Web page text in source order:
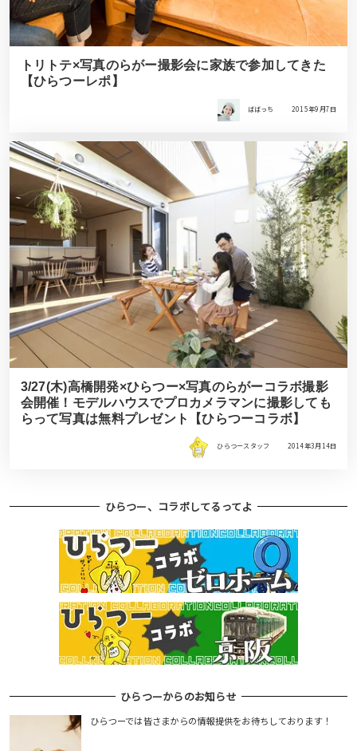
トリトテ×写真のらがー撮影会に家族で参加してきた
【ひらつーレポ】
ばばっち 2015年9月7日
3/27(木)高橋開発×ひらつー×写真のらがーコラボ撮影
会開催！モデルハウスでプロカメラマンに撮影しても
らって写真は無料プレゼント【ひらつーコラボ】
ひらつースタッフ 2014年3月14日
ひらつー、コラボしてるってよ
ひらつーからのお知らせ
ひらつーでは皆さまからの情報提供をお待ちしております！